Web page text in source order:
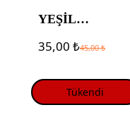
YEŞİL
YELEĞİ
35,00 ₺45,00₺
Tükendi